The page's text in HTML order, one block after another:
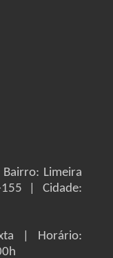
Bairro: Limeira
| Cidade:
| Horário: